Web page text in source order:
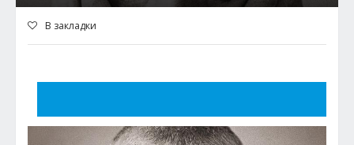
В закладки